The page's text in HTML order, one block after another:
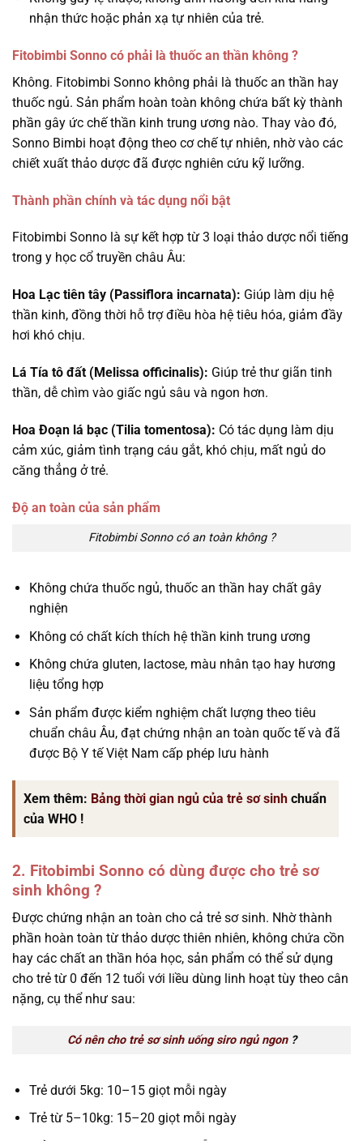
nhận thức hoặc phản xạ tự nhiên của trẻ.
Fitobimbi Sonno có phải là thuốc an thần không ?
Không. Fitobimbi Sonno không phải là thuốc an thần hay
thuốc ngủ. Sản phẩm hoàn toàn không chứa bất kỳ thành
phần gây ức chế thần kinh trung ương nào. Thay vào đó,
Sonno Bimbi hoạt động theo cơ chế tự nhiên, nhờ vào các
chiết xuất thảo dược đã được nghiên cứu kỹ lưỡng.
Thành phần chính và tác dụng nổi bật
Fitobimbi Sonno là sự kết hợp từ 3 loại thảo dược nổi tiếng
trong y học cổ truyền châu Âu:
Hoa Lạc tiên tây (Passiflora incarnata): Giúp làm dịu hệ
thần kinh, đồng thời hỗ trợ điều hòa hệ tiêu hóa, giảm đầy
hơi khó chịu.
Lá Tía tô đất (Melissa officinalis): Giúp trẻ thư giãn tinh
thần, dễ chìm vào giấc ngủ sâu và ngon hơn.
Hoa Đoạn lá bạc (Tilia tomentosa): Có tác dụng làm dịu
cảm xúc, giảm tình trạng cáu gắt, khó chịu, mất ngủ do
căng thẳng ở trẻ.
Độ an toàn của sản phẩm
Fitobimbi Sonno có an toàn không ?
Không chứa thuốc ngủ, thuốc an thần hay chất gây
nghiện
Không có chất kích thích hệ thần kinh trung ương
Không chứa gluten, lactose, màu nhân tạo hay hương
liệu tổng hợp
Sản phẩm được kiểm nghiệm chất lượng theo tiêu
chuẩn châu Âu, đạt chứng nhận an toàn quốc tế và đã
được Bộ Y tế Việt Nam cấp phép lưu hành
Xem thêm: Bảng thời gian ngủ của trẻ sơ sinh chuẩn
của WHO !
2. Fitobimbi Sonno có dùng được cho trẻ sơ
sinh không ?
Được chứng nhận an toàn cho cả trẻ sơ sinh. Nhờ thành
phần hoàn toàn từ thảo dược thiên nhiên, không chứa cồn
hay các chất an thần hóa học, sản phẩm có thể sử dụng
cho trẻ từ 0 đến 12 tuổi với liều dùng linh hoạt tùy theo cân
nặng, cụ thể như sau:
Có nên cho trẻ sơ sinh uống siro ngủ ngon?
Trẻ dưới 5kg: 10–15 giọt mỗi ngày
Trẻ từ 5–10kg: 15–20 giọt mỗi ngày